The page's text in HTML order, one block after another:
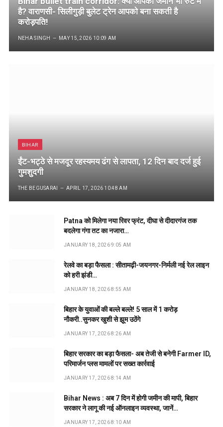
है? वाराणसी- सिलीगुड़ी बुलेट ट्रेन आपको बना सकती है
करोड़पति!
NEHA SINGH MAY 15, 2026 10:09 AM
BIHAR
ईंट-भट्ठे से मजदूर रहस्यमय ढंग से लापता, 12 दिन बाद दर्ज हुई
गुमशुदगी
THE BEGUSARAI APRIL 17, 2026 10:48 AM
Patna को मिलेगा नया रिवर फ्रंट, दीघा से दीदारगंज तक
बदलेगा गंगा तट का नजारा…
JANUARY 18, 2026 9:05 AM
रेलवे का बड़ा फैसला : सीतामढ़ी-जयनगर-निर्मली नई रेल लाइन
को हरी झंडी…
JANUARY 18, 2026 8:55 AM
बिहार के युवाओं की बल्ले बल्ले! 5 साल में 1 करोड़
नौकरी..सुनकर खुशी से झूम उठेंगे
JANUARY 17, 2026 8:26 AM
बिहार सरकार का बड़ा फैसला- अब तेजी से बनेगी Farmer ID,
परिमार्जन प्लस मामलों पर सख्त कार्रवाई
JANUARY 17, 2026 8:14 AM
Bihar News : अब 7 दिन में होगी जमीन की मापी, बिहार
सरकार ने लागू की नई ऑनलाइन व्यवस्था, जानें…
JANUARY 17, 2026 8:10 AM